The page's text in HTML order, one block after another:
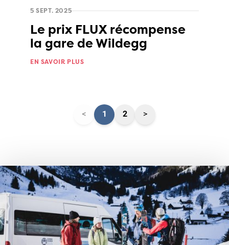
5 SEPT. 2025
Le prix FLUX récompense
la gare de Wildegg
EN SAVOIR PLUS
< 1 2 >